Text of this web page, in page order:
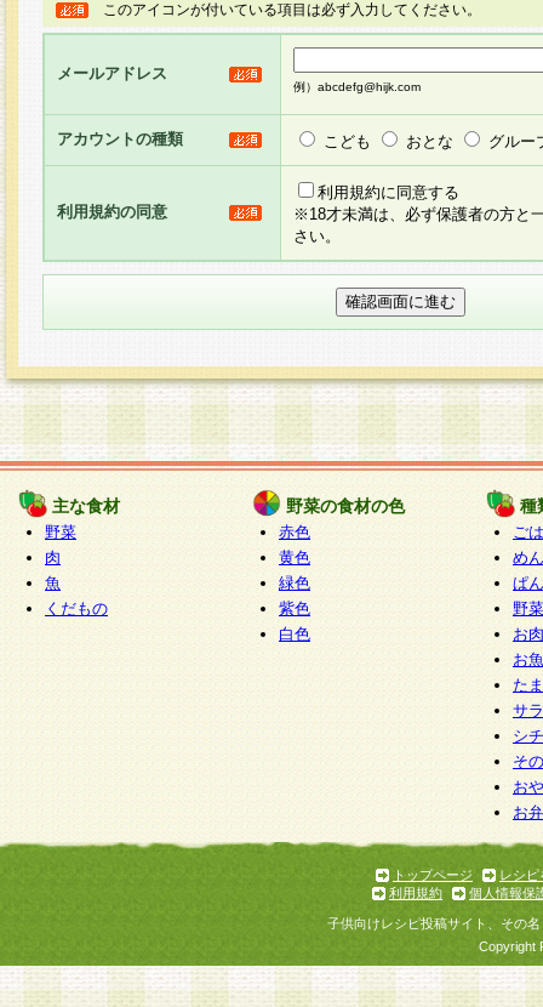
ージを設け、会員がアンケー ト調査に回答する
し、その結果を当社が集計・分析その他の利用を
るものです。なお、本サービスは、それぞれの目
員に対して本サービスの依頼を行うこともあり、
た全ての会員に対して本サービスの依頼をすると
りま す。
3.当社は、会員の事前の承諾を得ることなく、当
方 法・手段にて、本規約を任意に制定、変更ま
きるものとします。改定後の本規約等は、本規約
に掲示したときに、その 他の諸規定については
てその効力を生じるものとします。
4.本規約は、会員登録希望者による会員登録手続
の当社による会員登録の承認が完了した時点で会
たものとみなされ、会員に対して適用されるもの
5.当社がお聞きする個人情報は、すべて会員登録
で提 供いただいたものと考えております。従っ
自らの個人情報の提供を希望されない場合には、
をお預かりいたしません が、提供されないこと
商品やサービス等をご利用いただけない場合があ
了承ください。
6.当社は、お客様から当社が保有している個人情
加・ 利用停止等を求められた場合には、ご本人
て確認できた場合に限り、法令に準拠して合理的
いただきます。なお、開示 請求等の請求先は個
ります。
1.会員とは、本規約等を承諾のうえ、当社所定の
了し、当社が承認した者、グループとします。な
が以下に該当する場合は会員登録をすることがで
このアイコンが付いている項目は必ず入力してください。
メールアドレス
例）abcdefg@hijk.com
アカウントの種類 こども おとな グルー
利用規約の同意
利用規約に同意する
※18才未満は、必ず保護者の方と
さい。
主な食材
野菜
肉
魚
くだもの
野菜の食材の色
赤色
黄色
緑色
紫色
白色
種
ご
めん
ぱん
野
お
お
た
サ
シ
そ
お
お
トップページ
レシピ
利用規約
個人情報保
子供向けレシピ投稿サイト、その
Copyright